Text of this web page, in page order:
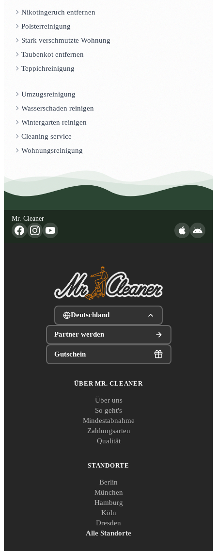
Nikotingeruch entfernen
Polsterreinigung
Stark verschmutzte Wohnung
Taubenkot entfernen
Teppichreinigung
Umzugsreinigung
Wasserschaden reinigen
Wintergarten reinigen
Cleaning service
Wohnungsreinigung
Mr. Cleaner
Deutschland
Partner werden
Gutschein
ÜBER MR. CLEANER
Über uns
So geht's
Mindestabnahme
Zahlungsarten
Qualität
STANDORTE
Berlin
München
Hamburg
Köln
Dresden
Alle Standorte